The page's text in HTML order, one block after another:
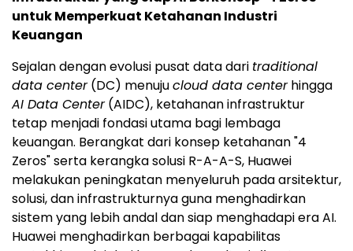
untuk Memperkuat Ketahanan Industri
Keuangan
Sejalan dengan evolusi pusat data dari traditional
data center(DC) menujucloud data centerhingga
AI Data Center(AIDC), ketahanan infrastruktur
tetap menjadi fondasi utama bagi lembaga
keuangan. Berangkat dari konsep ketahanan "4
Zeros" serta kerangka solusi R-A-A-S, Huawei
melakukan peningkatan menyeluruh pada arsitektur,
solusi, dan infrastrukturnya guna menghadirkan
sistem yang lebih andal dan siap menghadapi era AI.
Huawei menghadirkan berbagai kapabilitas